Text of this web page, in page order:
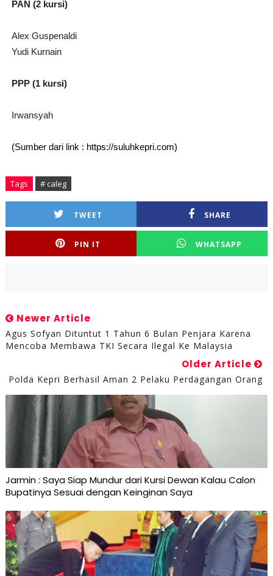
PAN (2 kursi)
Alex Guspenaldi
Yudi Kurnain
PPP (1 kursi)
Irwansyah
(Sumber dari link : https://suluhkepri.com)
Tags # caleg
TWEET SHARE
PIN IT WHATSAPP
Newer Article
Agus Sofyan Dituntut 1 Tahun 6 Bulan Penjara Karena
Mencoba Membawa TKI Secara Ilegal Ke Malaysia
Older Article
Polda Kepri Berhasil Aman 2 Pelaku Perdagangan Orang
Jarmin : Saya Siap Mundur dari Kursi Dewan Kalau Calon
Bupatinya Sesuai dengan Keinginan Saya